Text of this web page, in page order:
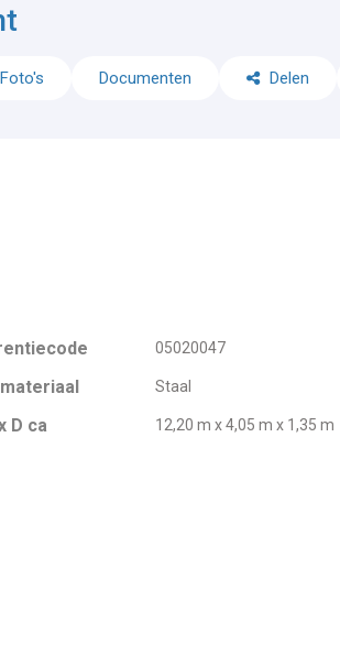
Foto's Documenten Delen
05020047
Staal
D ca 12,20 m x 4,05 m x 1,35 m